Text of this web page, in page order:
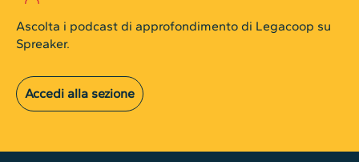
Ascolta i podcast di approfondimento di Legacoop su
Spreaker.
Accedi alla sezione